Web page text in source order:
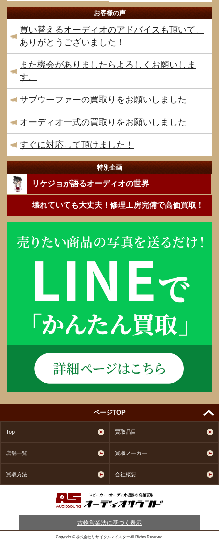
お客様の声
買い替えるオーディオのアドバイスも頂いて、
ありがとうございました！
また機会がありましたらよろしくお願いしま
す。
サブウーファーの買取りをお願いしました
オーディオ一式の買取りをお願いしました
すぐに対応して頂けました！
特別企画
リケジョが語るオーディオの世界
壊れていても大丈夫！修理工房完備で高価買取！
ページTOP
Top 買取品目
店舗一覧 買取メーカー
買取方法 会社概要
古物営業法に基づく表示
Copyright © 株式会社リサイクルマイスターAll Rights Reserved.